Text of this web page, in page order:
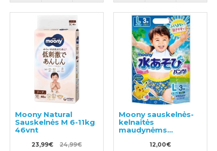
Moony Natural
Sauskelnės M 6-11kg
46vnt
23,99€ 24,99€
Moony sauskelnės-
kelnaitės
maudynėms
berniukams PL 9-
14kg 3vnt12,00€